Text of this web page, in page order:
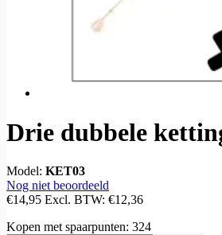
Drie dubbele
Model: KET03
Nog niet beoordeeld
€14,95 Excl. BTW: €12,36
Kopen met spaarpunten: 324